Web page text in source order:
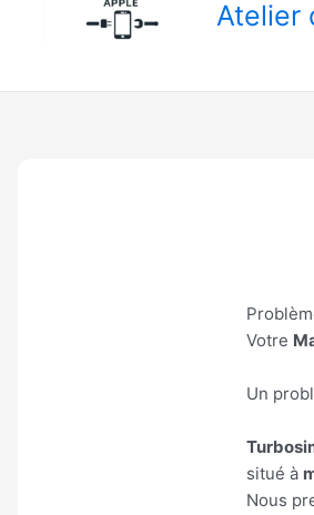
Atelier
Votre
Un
situé à
Nous